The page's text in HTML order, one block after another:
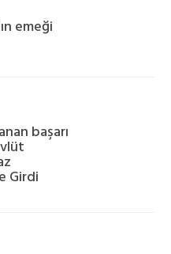
emeği
başarı
Girdi